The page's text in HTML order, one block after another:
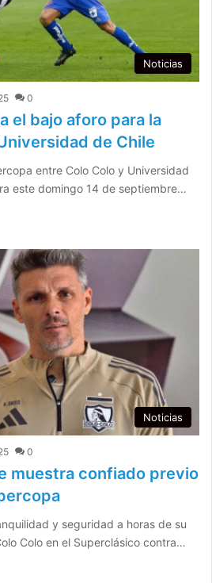
Noticias
0
el bajo aforo para la
de Chile
entre Colo Colo y Universidad
este domingo 14 de septiembre…
Noticias
0
muestra confiado previo
y seguridad a horas de su
Colo en el Superclásico contra…